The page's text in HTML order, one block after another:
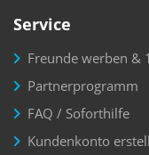
Service
Freunde werben &
Partnerprogramm
FAQ / Soforthilfe
Kundenkonto